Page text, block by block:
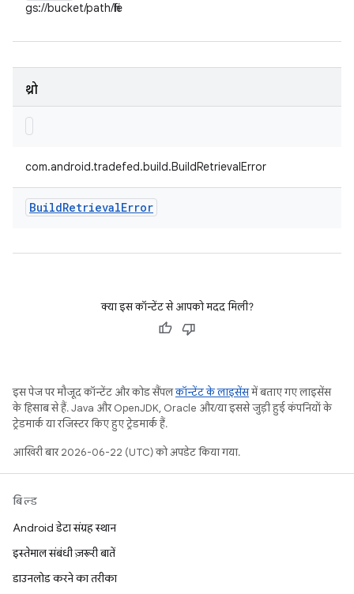
gs://bucket/path/file
थ्रो
com.android.tradefed.build.BuildRetrievalError
BuildRetrievalError
क्या इस कॉन्टेंट से आपको मदद मिली?
इस पेज पर मौजूद कॉन्टेंट और कोड सैंपलकॉन्टेंट के लाइसेंसमें बताए गए लाइसेंस
के हिसाब से हैं. Java और OpenJDK, Oracle और/या इससे जुड़ी हुई कंपनियों के
ट्रेडमार्क या रजिस्टर किए हुए ट्रेडमार्क हैं.
आखिरी बार 2026-06-22 (UTC) को अपडेट किया गया.
बिल्ड
Android डेटा संग्रह स्थान
इस्तेमाल संबंधी ज़रूरी बातें
डाउनलोड करने का तरीका